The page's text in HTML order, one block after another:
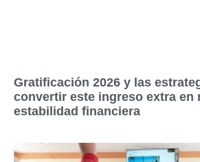
Gratificación 2026 y las
convertir este ingreso extra en
estabilidad financiera